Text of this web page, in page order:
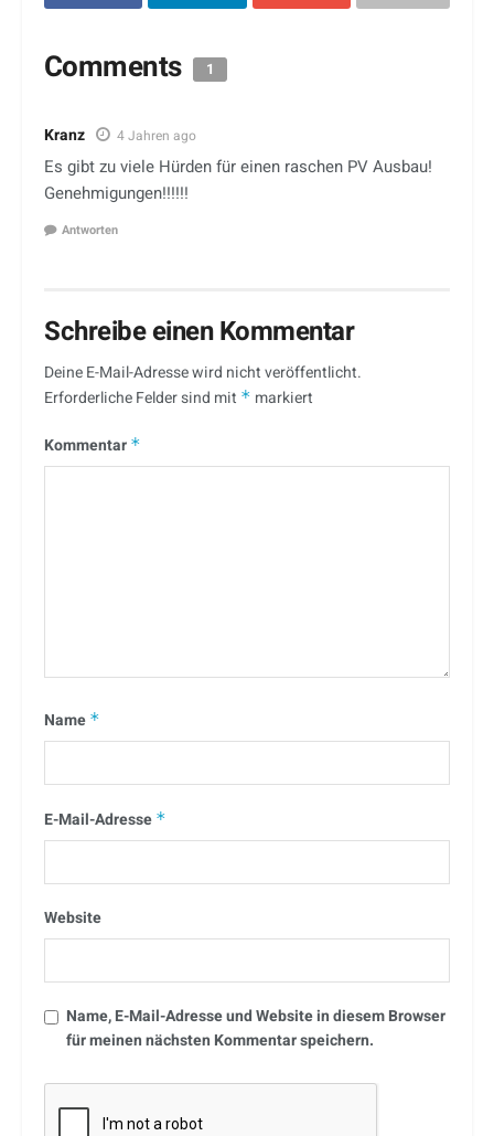
Comments 1
Kranz 4 Jahren ago
Es gibt zu viele Hürden für einen raschen PV Ausbau!
Genehmigungen!!!!!!
Antworten
Schreibe einen Kommentar
Deine E-Mail-Adresse wird nicht veröffentlicht.
Erforderliche Felder sind mit * markiert
Kommentar *
Name *
E-Mail-Adresse *
Website
Name, E-Mail-Adresse und Website in diesem Browser
für meinen nächsten Kommentar speichern.